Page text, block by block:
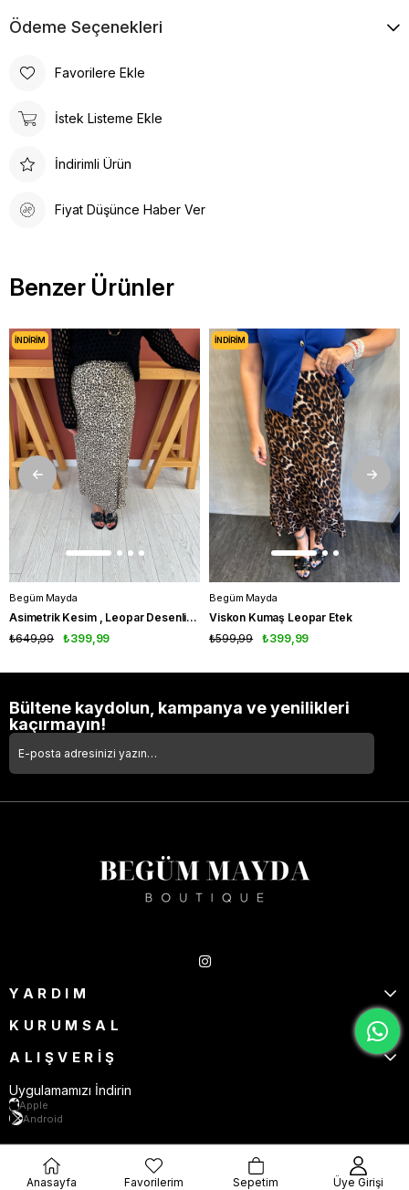
Ödeme Seçenekleri
Favorilere Ekle
İstek Listeme Ekle
İndirimli Ürün
Fiyat Düşünce Haber Ver
Benzer Ürünler
Begüm Mayda
Asimetrik Kesim , Leopar Desenli , Pamuk Saten Etek
₺399,99
₺649,99
İNDIRIM
Begüm Mayda
Viskon Kumaş Leopar Etek
₺399,99
₺599,99
İNDIRIM
Bültene kaydolun, kampanya ve yenilikleri
kaçırmayın!
YARDIM
KURUMSAL
ALIŞVERİŞ
Uygulamamızı İndirin
Apple
Android
Anasayfa Favorilerim Sepetim Üye Girişi